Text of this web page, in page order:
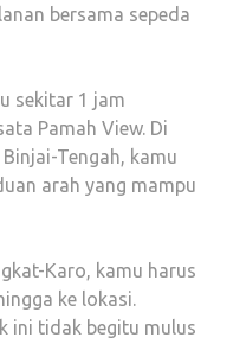
bersama sepeda
sekitar 1 jam
Pamah View. Di
Tengah, kamu
arah yang mampu
Karo, kamu harus
ke lokasi.
ini tidak begitu mulus